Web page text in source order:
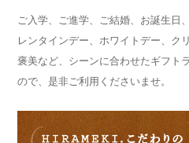
ご入学、ご進学、ご結婚、お誕生日
レンタインデー、ホワイトデー、ク
褒美など、シーンに合わせたギフト
ので、是非ご利用くださいませ。